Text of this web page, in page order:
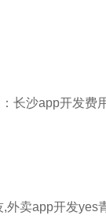
外卖app开发yes